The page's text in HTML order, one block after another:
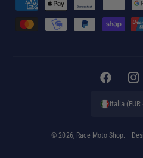
© 2026, Race Moto Shop. |
F
a
e
I
n
t
Italia (EUR